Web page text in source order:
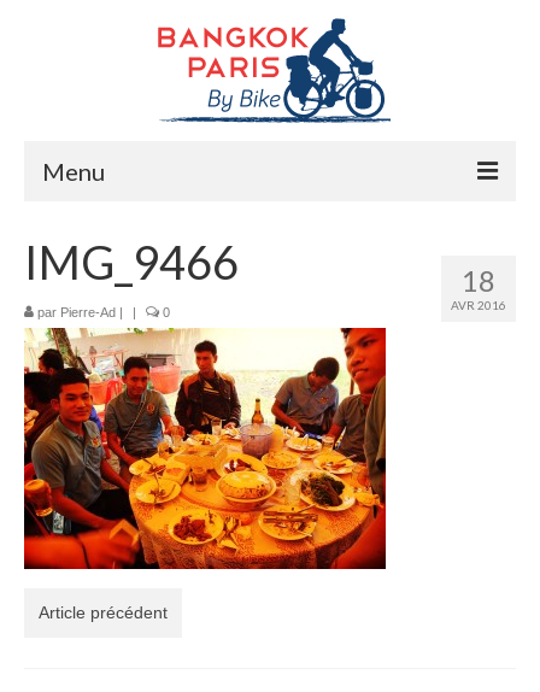
Menu
Préparation bike trip
La route
Mes rencontres
Me soutenir
Presse
18
AVR 2016
IMG_9466
par Pierre-Ad | | 0
Article précédent